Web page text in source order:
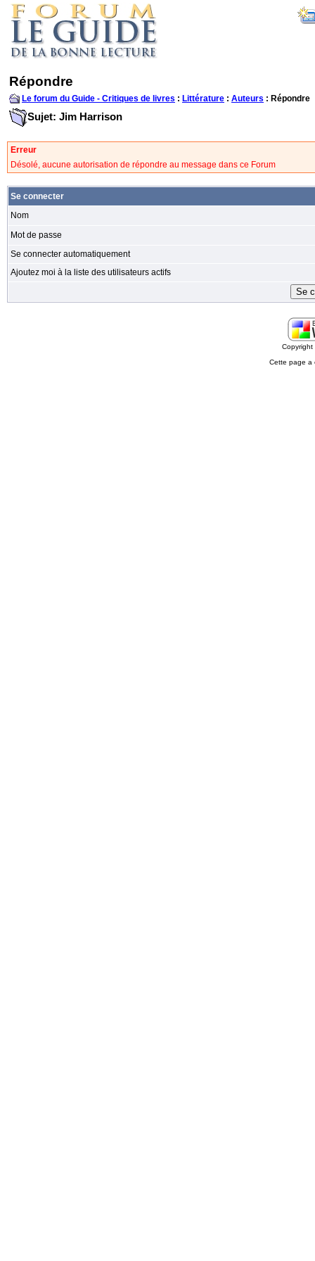
Répondre
Le forum du Guide - Critiques de livres : Littérature : Auteurs : Répondre
Sujet: Jim Harrison
Erreur
Désolé, aucune autorisation de répondre au message dans ce Forum
Se connecter
Nom
Mot de passe
Se connecter automatiquement
Ajoutez moi à la liste des utilisateurs actifs
Cette page a